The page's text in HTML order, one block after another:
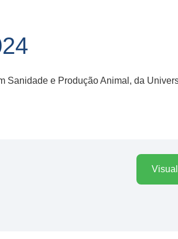
Sanidade e Produção Animal, da